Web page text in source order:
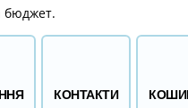
бюджет.
КОНТАКТИ